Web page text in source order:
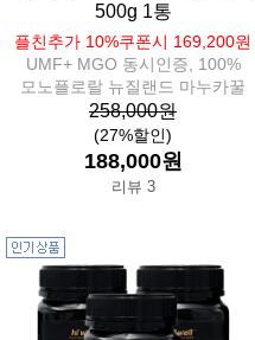
500g 1통
플친추가 10%쿠폰시 169,200원
UMF+ MGO 동시인증, 100%
모노플로랄 뉴질랜드 마누카꿀
258,000원
(27%할인)
188,000원
리뷰 3